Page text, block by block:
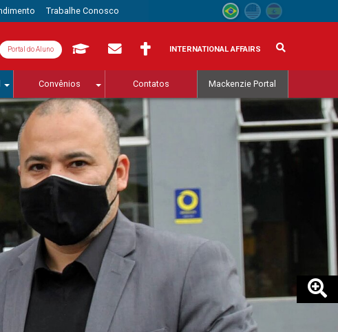
Trabalhe Conosco
Portal do Aluno INTERNATIONAL AFFAIRS
Convênios Contatos Mackenzie Portal